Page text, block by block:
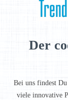
Der
Bei uns findest
viele innovative